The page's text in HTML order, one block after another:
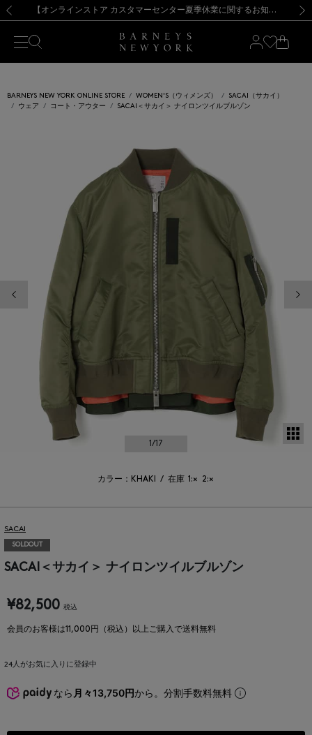
新規登録のお客様も対象！＜MY BARNEYS＞会員のお客様は11,000円（税込）以上のお買上げで常時送料無料！お買い物の際は会員登録を！
【夏季休業に伴う出荷一時停止のお知らせ】(2026.8.7) 【オンラインストア カスタマーセンター夏季休業に関するお知らせ】（2026.8.7）
【夏季休業に伴う返品・交換承り一時停止のお知らせ】（2026.8.5）
熊本県を中心とした地震の影響によるお荷物のお届けについて
【開催中】SUMMER SALEのご案内・ご注意事項 新規登録のお客様も対象！＜MY BARNEYS＞会員のお客様は11,000円（税込）以上のお買上げで常時送料無料！お買い物の際は会員登録を！
【夏季休業に伴う出荷一時停止のお知らせ】(2026.8.7)
BARNEYS NEW YORK ONLINE STORE WOMEN'S（ウィメンズ）
SACAI（サカイ）
ウェア
コート・アウター SACAI＜サカイ＞ ナイロンツイルブルゾン
1/17
カラー：KHAKI / 在庫 1:× 2:×
SACAI
SOLDOUT
SACAI＜サカイ＞ ナイロンツイルブルゾン
¥82,500 税込
会員のお客様は11,000円（税込）以上ご購入で送料無料
24人がお気に入りに登録中
なら 月々13,750円から。分割手数料無料